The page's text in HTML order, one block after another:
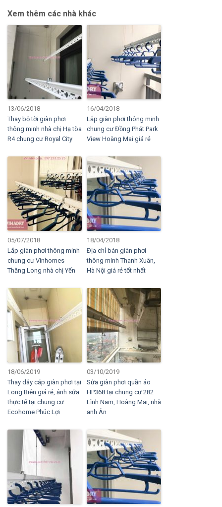
Xem thêm các nhà khác
13/06/2018
Thay bộ tời giàn phơi
thông minh nhà chị Hạ tòa
R4 chung cư Royal City
16/04/2018
Lắp giàn phơi thông minh
chung cư Đồng Phát Park
View Hoàng Mai giá rẻ
05/07/2018
Lắp giàn phơi thông minh
chung cư Vinhomes
Thăng Long nhà chị Yến
18/04/2018
Địa chỉ bán giàn phơi
thông minh Thanh Xuân,
Hà Nội giá rẻ tốt nhất
18/06/2019
Thay dây cáp giàn phơi tại
Long Biên giá rẻ, ảnh sửa
thực tế tại chung cư
Ecohome Phúc Lợi
03/10/2019
Sửa giàn phơi quần áo
HP368 tại chung cư 282
Lĩnh Nam, Hoàng Mai, nhà
anh Ân